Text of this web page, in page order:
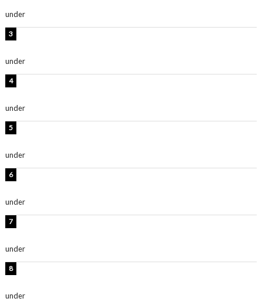
under
under
under
under
under
under
under